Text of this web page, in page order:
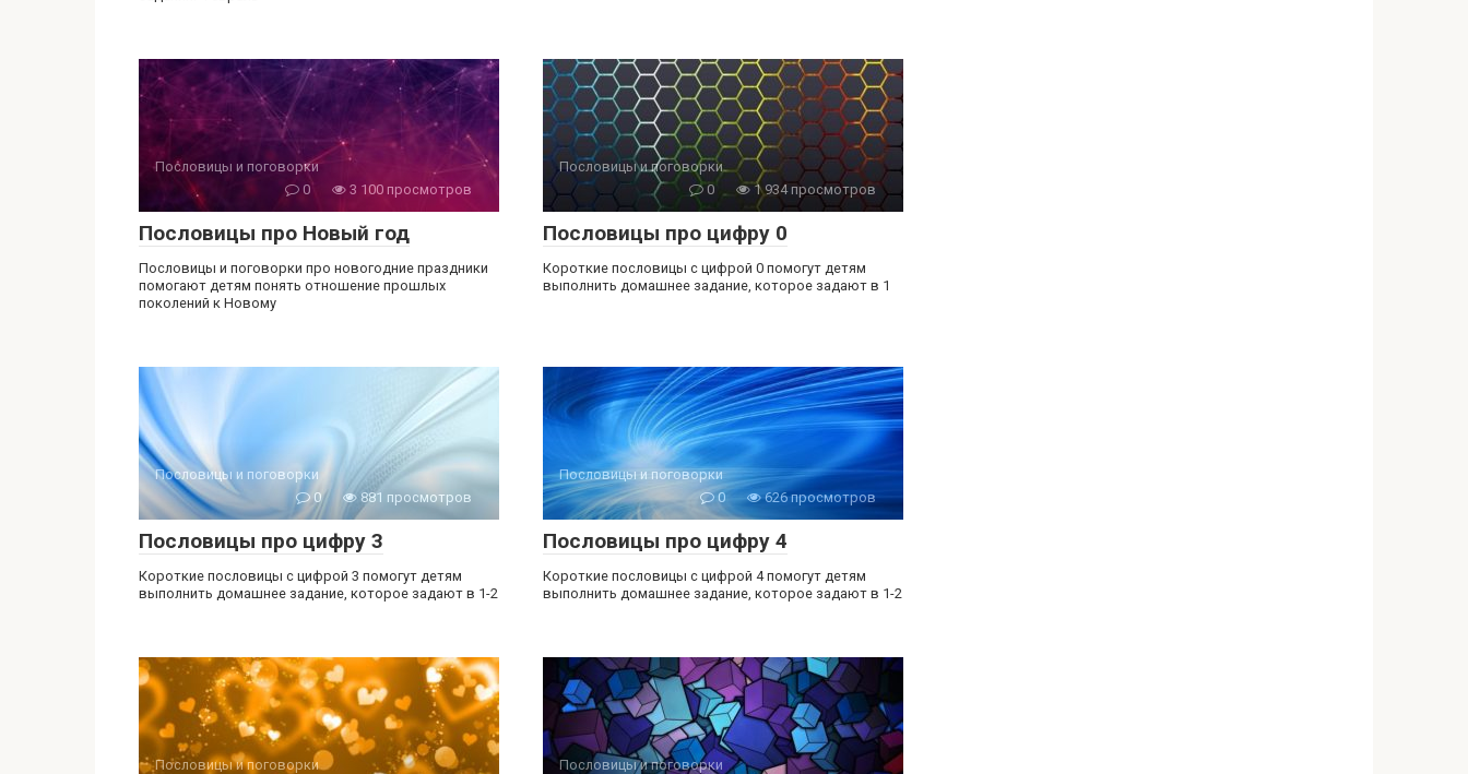
Пословицы и поговорки
0
3 100 просмотров
Пословицы про Новый год
Пословицы и поговорки про новогодние праздники
помогают детям понять отношение прошлых
поколений к Новому
Пословицы и поговорки
0
1 934 просмотров
Пословицы про цифру 0
Короткие пословицы с цифрой 0 помогут детям
выполнить домашнее задание, которое задают в 1
Пословицы и поговорки
0
881 просмотров
Пословицы про цифру 3
Короткие пословицы с цифрой 3 помогут детям
выполнить домашнее задание, которое задают в 1-2
Пословицы и поговорки
0
626 просмотров
Пословицы про цифру 4
Короткие пословицы с цифрой 4 помогут детям
выполнить домашнее задание, которое задают в 1-2
Пословицы и поговорки Пословицы и поговорки